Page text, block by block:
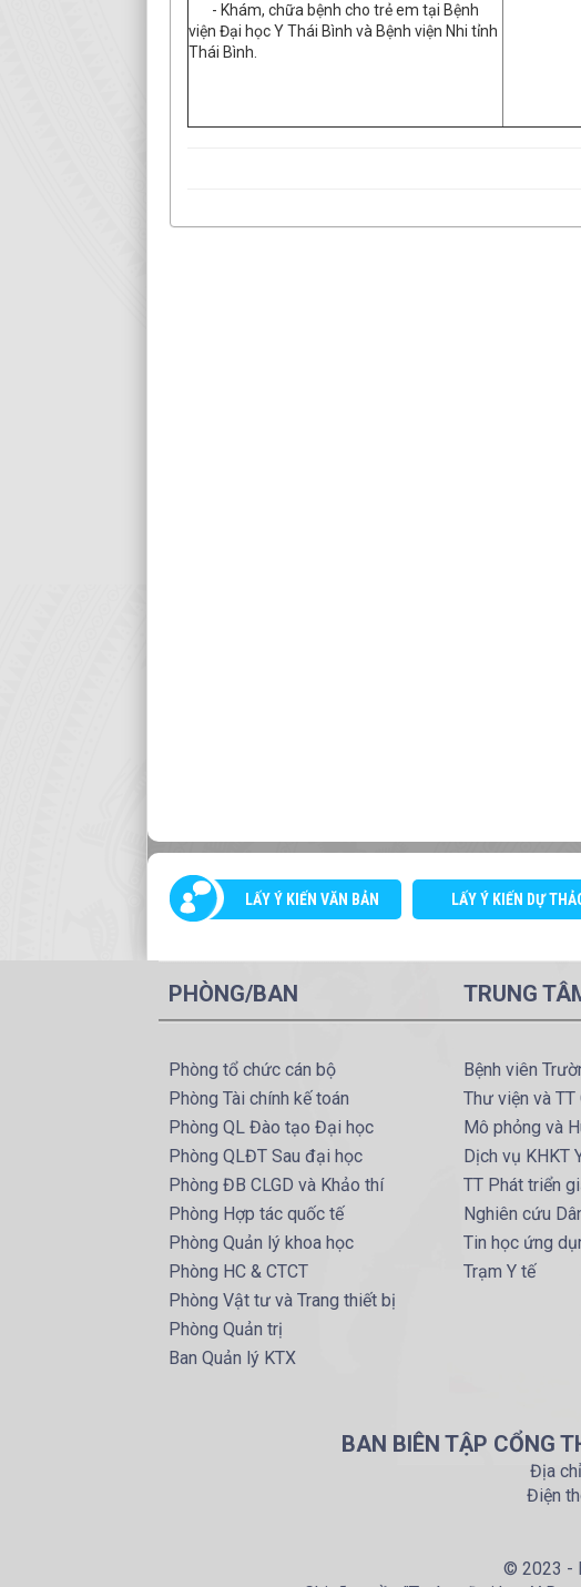
- Khám, chữa bệnh cho trẻ em tại Bệnh
viện Đại học Y Thái Bình và Bệnh viện Nhi tỉnh
Thái Bình.
LẤY Ý KIẾN VĂN BẢN LẤY Ý KIẾN DỰ
PHÒNG/BAN
Phòng tổ chức cán bộ
Phòng Tài chính kế toán
Phòng QL Đào tạo Đại học
Phòng QLĐT Sau đại học
Phòng ĐB CLGD và Khảo thí
Phòng Hợp tác quốc tế
Phòng Quản lý khoa học
Phòng HC & CTCT
Phòng Vật tư và Trang thiết bị
Phòng Quản trị
Ban Quản lý KTX
TRUNG
Bệnh viên
Thư viện và TT
Mô phỏng và
Dịch vụ KHKT
TT Phát triển
Nghiên cứu
Tin học ứng
Trạm Y tế
BAN BIÊN TẬP CỔNG
Địa
Điện
© 2023 -